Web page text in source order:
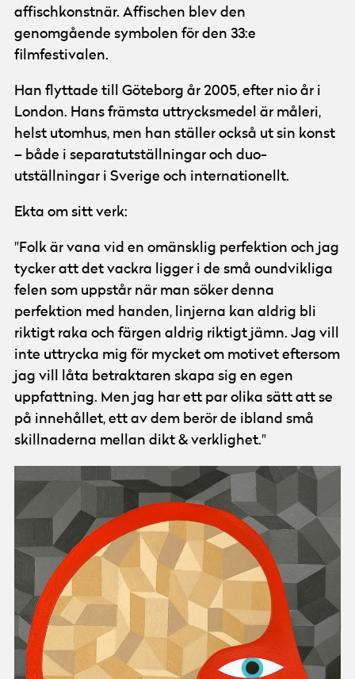
affischkonstnär. Affischen blev den
genomgående symbolen för den 33:e
filmfestivalen.
Han flyttade till Göteborg år 2005, efter nio år i
London. Hans främsta uttrycksmedel är måleri,
helst utomhus, men han ställer också ut sin konst
– både i separatutställningar och duo-
utställningar i Sverige och internationellt.
Ekta om sitt verk:
"Folk är vana vid en omänsklig perfektion och jag
tycker att det vackra ligger i de små oundvikliga
felen som uppstår när man söker denna
perfektion med handen, linjerna kan aldrig bli
riktigt raka och färgen aldrig riktigt jämn. Jag vill
inte uttrycka mig för mycket om motivet eftersom
jag vill låta betraktaren skapa sig en egen
uppfattning. Men jag har ett par olika sätt att se
på innehållet, ett av dem berör de ibland små
skillnaderna mellan dikt & verklighet."